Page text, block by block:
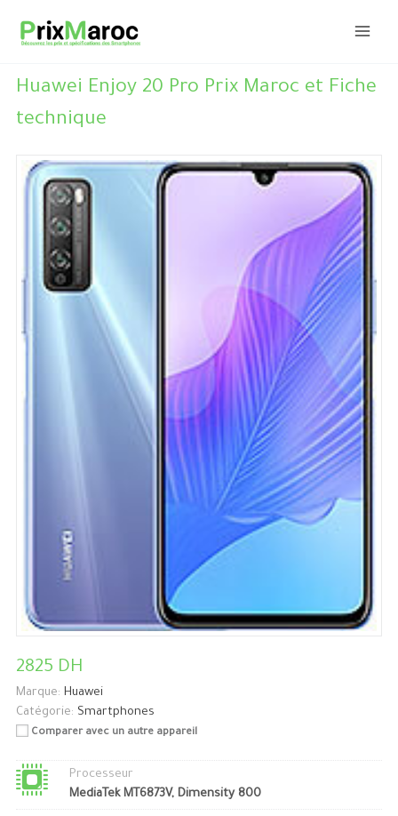
Huawei Enjoy 20 Pro Prix Maroc et Fiche
technique
2825 DH
Marque: Huawei
Catégorie: Smartphones
Comparer avec un autre appareil
Processeur
MediaTek MT6873V, Dimensity 800